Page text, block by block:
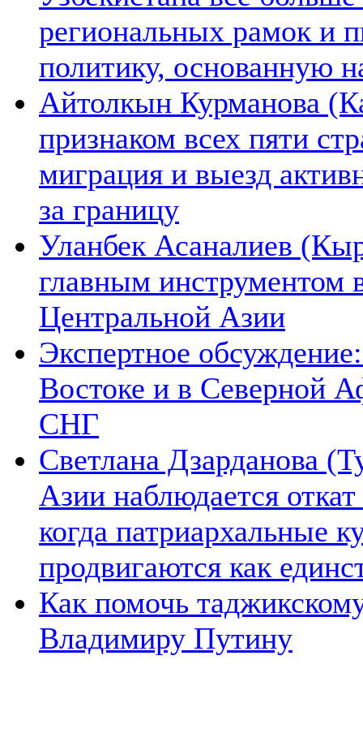
региональных рамок и
политику, основанную
Айтолкын Курманова
признаком всех пяти
миграция и выезд
за границу
Уланбек Асаналиев
главным инструментом
Центральной Азии
Экспертное
Востоке и в Северной
СНГ
Светлана Дзарданова
Азии наблюдается
когда патриархальные
продвигаются как
Как помочь
Владимиру Путину